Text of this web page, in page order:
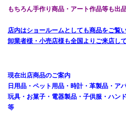
もちろん手作り商品・アート作品等も出
店内はショールームとしても商品をご覧
卸業者様・小売店様も全国よりご来店して
現在出店商品のご案内
日用品・ペット用品・時計・革製品・ア
玩具・お菓子・電器製品・子供服・ハン
等